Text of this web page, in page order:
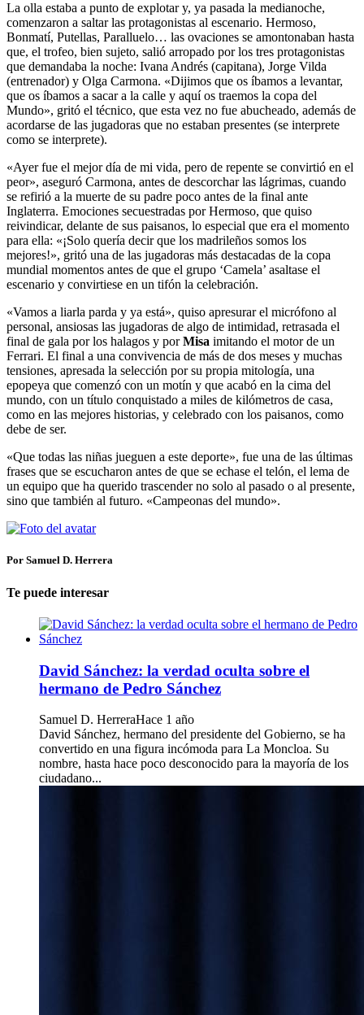
La olla estaba a punto de explotar y, ya pasada la medianoche,
comenzaron a saltar las protagonistas al escenario. Hermoso,
Bonmatí, Putellas, Paralluelo… las ovaciones se amontonaban hasta
que, el trofeo, bien sujeto, salió arropado por los tres protagonistas
que demandaba la noche: Ivana Andrés (capitana), Jorge Vilda
(entrenador) y Olga Carmona. «Dijimos que os íbamos a levantar,
que os íbamos a sacar a la calle y aquí os traemos la copa del
Mundo», gritó el técnico, que esta vez no fue abucheado, además de
acordarse de las jugadoras que no estaban presentes (se interprete
como se interprete).
«Ayer fue el mejor día de mi vida, pero de repente se convirtió en el
peor», aseguró Carmona, antes de descorchar las lágrimas, cuando
se refirió a la muerte de su padre poco antes de la final ante
Inglaterra. Emociones secuestradas por Hermoso, que quiso
reivindicar, delante de sus paisanos, lo especial que era el momento
para ella: «¡Solo quería decir que los madrileños somos los
mejores!», gritó una de las jugadoras más destacadas de la copa
mundial momentos antes de que el grupo ‘Camela’ asaltase el
escenario y convirtiese en un tifón la celebración.
«Vamos a liarla parda y ya está», quiso apresurar el micrófono al
personal, ansiosas las jugadoras de algo de intimidad, retrasada el
final de gala por los halagos y porMisa imitando el motor de un
Ferrari. El final a una convivencia de más de dos meses y muchas
tensiones, apresada la selección por su propia mitología, una
epopeya que comenzó con un motín y que acabó en la cima del
mundo, con un título conquistado a miles de kilómetros de casa,
como en las mejores historias, y celebrado con los paisanos, como
debe de ser.
«Que todas las niñas jueguen a este deporte», fue una de las últimas
frases que se escucharon antes de que se echase el telón, el lema de
un equipo que ha querido trascender no solo al pasado o al presente,
sino que también al futuro. «Campeonas del mundo».
Por Samuel D. Herrera
Te puede interesar
David Sánchez: la verdad oculta sobre el
hermano de Pedro Sánchez
Samuel D. HerreraHace 1 año
David Sánchez, hermano del presidente del Gobierno, se ha
convertido en una figura incómoda para La Moncloa. Su
nombre, hasta hace poco desconocido para la mayoría de los
ciudadano...